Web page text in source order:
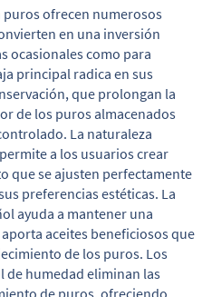
puros ofrecen numerosos
en una inversión
ocasionales como para
principal radica en sus
que prolongan la
de los puros almacenados
La naturaleza
a los usuarios crear
que se ajusten perfectamente
preferencias estéticas. La
ayuda a mantener una
aceites beneficiosos que
de los puros. Los
de humedad eliminan las
de puros, ofreciendo